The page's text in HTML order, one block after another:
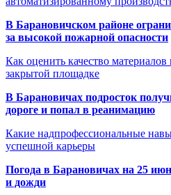
В Барановичском районе
за высокой пожарной опасности
Как оценить качество
закрытой площадке
В Барановичах подросток
дороге и попал в реанимацию
Какие надпрофессиональные
успешной карьеры
Погода в Барановичах на 25
и дожди